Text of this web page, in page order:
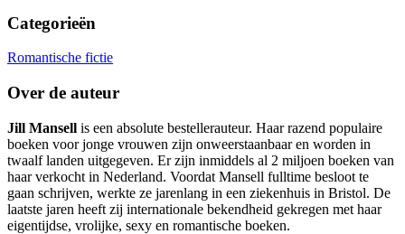
Categorieën
Romantische fictie
Over de auteur
Jill Mansell is een absolute bestellerauteur. Haar razend populaire
boeken voor jonge vrouwen zijn onweerstaanbaar en worden in
twaalf landen uitgegeven. Er zijn inmiddels al 2 miljoen boeken van
haar verkocht in Nederland. Voordat Mansell fulltime besloot te
gaan schrijven, werkte ze jarenlang in een ziekenhuis in Bristol. De
laatste jaren heeft zij internationale bekendheid gekregen met haar
eigentijdse, vrolijke, sexy en romantische boeken.